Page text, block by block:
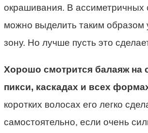
окрашивания. В ассиметричных
можно выделить таким образом
зону. Но лучше пусть это
Хорошо смотрится балаяж на
пикси, каскадах и всех
коротких волосах его легко
самостоятельно, если очень